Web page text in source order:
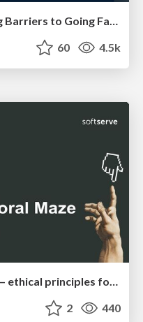
Put a Button on it: Removing Barriers to Going Fast.
60 4.5k
Navigating the moral maze — ethical principles for Al-driven product design
2 440